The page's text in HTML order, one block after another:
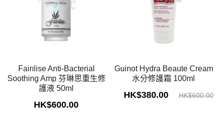
Fainlise Anti-Bacterial
Soothing Amp 芬琳思重生修
護液 50ml
HK$600.00
Guinot Hydra Beaute Cream
水分修護霜 100ml
HK$380.00 HK$600.00